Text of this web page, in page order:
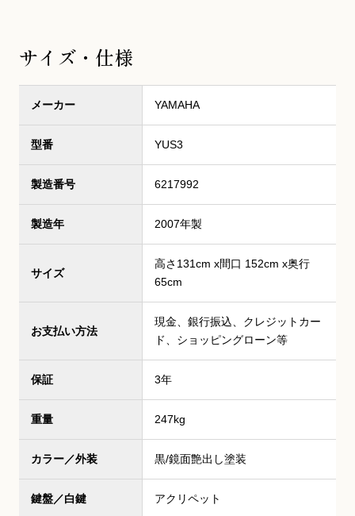
サイズ・仕様
メーカー YAMAHA
型番 YUS3
製造番号 6217992
製造年 2007年製
サイズ
高さ131cm x間口 152cm x奥行
65cm
お支払い方法
現金、銀行振込、クレジットカー
ド、ショッピングローン等
保証 3年
重量 247kg
カラー／外装 黒/鏡面艶出し塗装
鍵盤／白鍵 アクリペット